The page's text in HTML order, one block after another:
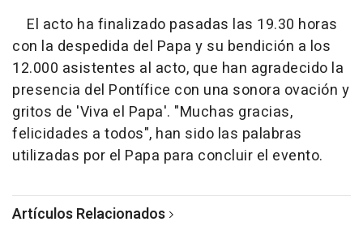
El acto ha finalizado pasadas las 19.30 horas
con la despedida del Papa y su bendición a los
12.000 asistentes al acto, que han agradecido la
presencia del Pontífice con una sonora ovación y
gritos de 'Viva el Papa'. "Muchas gracias,
felicidades a todos", han sido las palabras
utilizadas por el Papa para concluir el evento.
Artículos Relacionados